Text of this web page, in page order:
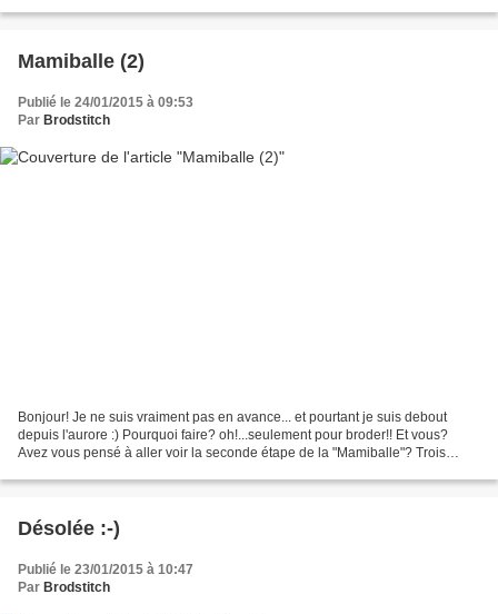
Mamiballe (2)
Publié le 24/01/2015 à 09:53
Par Brodstitch
Bonjour! Je ne suis vraiment pas en avance... et pourtant je suis debout
depuis l'aurore :) Pourquoi faire? oh!...seulement pour broder!! Et vous?
Avez vous pensé à aller voir la seconde étape de la "Mamiballe"? Trois
Désolée :-)
Publié le 23/01/2015 à 10:47
Par Brodstitch